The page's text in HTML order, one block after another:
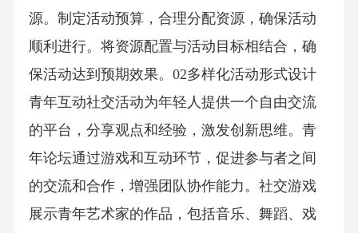
源。制定活动预算，合理分配资源，确保活动
顺利进行。将资源配置与活动目标相结合，确
保活动达到预期效果。02多样化活动形式设计
青年互动社交活动为年轻人提供一个自由交流
的平台，分享观点和经验，激发创新思维。青
年论坛通过游戏和互动环节，促进参与者之间
的交流和合作，增强团队协作能力。社交游戏
展示青年艺术家的作品，包括音乐、舞蹈、戏